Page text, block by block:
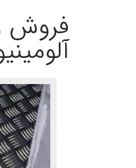
فروش